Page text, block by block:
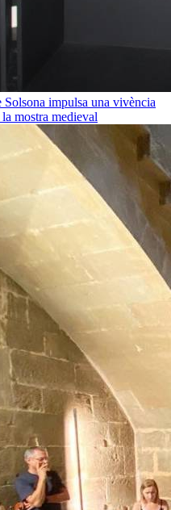
Solsona impulsa una vivència
mostra medieval